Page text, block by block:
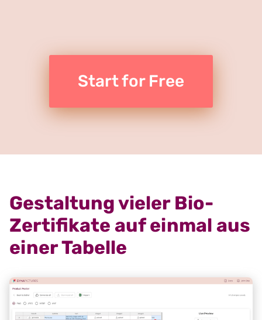
Start for Free
Gestaltung vieler Bio-
Zertifikate auf einmal aus
einer Tabelle